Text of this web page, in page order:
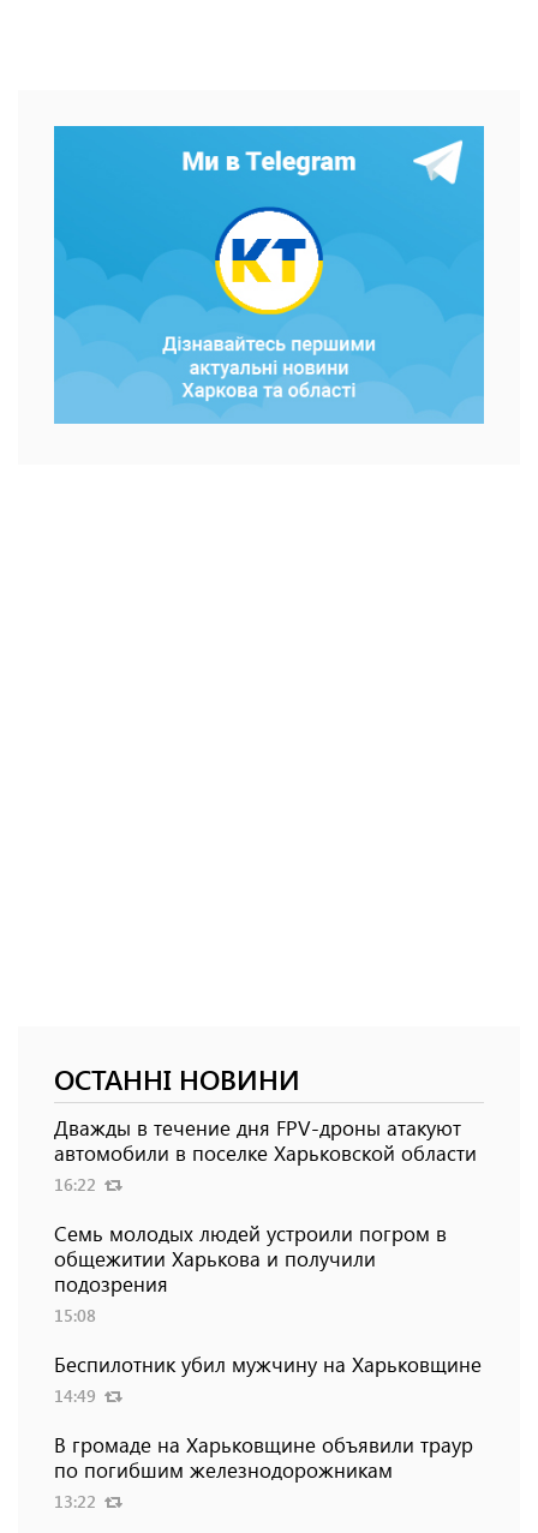
ОСТАННІ НОВИНИ
Дважды в течение дня FPV-дроны атакуют
автомобили в поселке Харьковской области
16:22
Семь молодых людей устроили погром в
общежитии Харькова и получили
подозрения
15:08
Беспилотник убил мужчину на Харьковщине
14:49
В громаде на Харьковщине объявили траур
по погибшим железнодорожникам
13:22